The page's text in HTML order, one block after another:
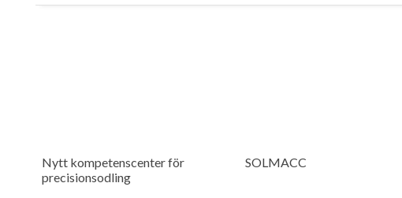
Nytt kompetenscenter för
precisionsodling
SOLMACC